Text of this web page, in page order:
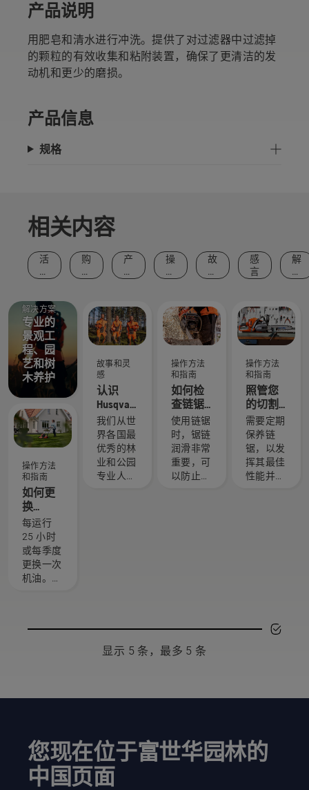
产品说明
用肥皂和清水进行冲洗。提供了对过滤器中过滤掉
的颗粒的有效收集和粘附装置，确保了更清洁的发
动机和更少的磨损。
产品信息
规格
相关内容
活
动
件
购
买
产
品
新
操
作
和
指
南
故
事
感
感
言
解
决
解决方案
专业的
景观工
程、园
艺和树
木养护
操作方法
和指南
如何更
换
Husqvarna
富世华
割草机
中的机
油
每运行
25 小时
或每季度
更换一次
机油。在
能需要更
都有介
绍。
故事和灵
感
认识
Husqvarna
富世华 H
团队 - 我
们最苛
刻的用
户
我们从世
界各国最
优秀的林
业和公园
专业人士
要求最苛
户。
操作方法
和指南
如何检
查链锯
上的锯
链润滑
系统是
否正常
工作
使用链锯
时，锯链
润滑非常
重要，可
以防止链
命。按照
频中的说
您的链锯
正常工
作。首先
操作方法
和指南
照管您
的切割
设备
需要定期
保养链
锯，以发
挥其最佳
性能并延
显示 5 条，最多 5 条
您现在位于富世华园林的
中国页面